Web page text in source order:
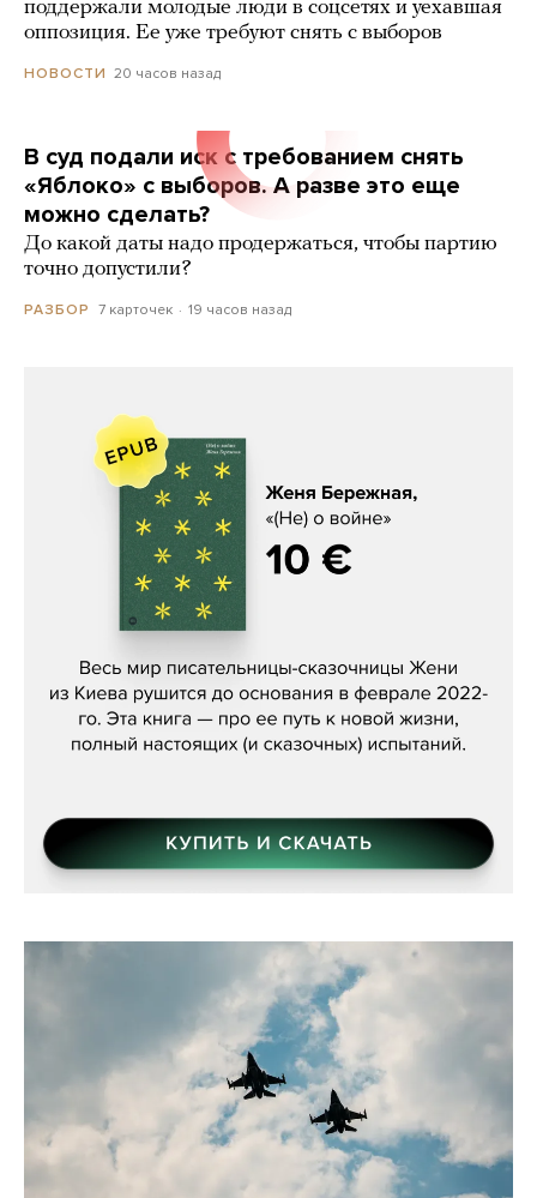
поддержали молодые люди в соцсетях и уехавшая
оппозиция. Ее уже требуют снять с выборов
НОВОСТИ 20 часов назад
В суд подали иск с требованием снять
«Яблоко» с выборов. А разве это еще
можно сделать?
До какой даты надо продержаться, чтобы партию
точно допустили?
РАЗБОР 7 карточек 19 часов назад
Женя Бережная, «(Не) о войне»